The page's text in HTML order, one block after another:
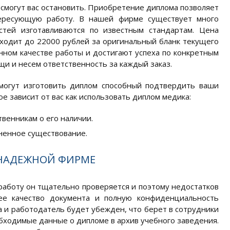
вас остановить. Приобретение диплома позволяет
работу. В нашей фирме существует много
изготавливаются по известным стандартам. Цена
до 22000 рублей за оригинальный бланк текущего
качестве работы и достигают успеха по конкретным
и несем ответственность за каждый заказ.
изготовить диплом способный подтвердить ваши
зависит от вас как использовать диплом медика:
о его наличии.
существование.
ФИРМЕ
он тщательно проверяется и поэтому недостатков
документа и полную конфиденциальность
и работодатель будет убежден, что берет в сотрудники
данные о дипломе в архив учебного заведения.